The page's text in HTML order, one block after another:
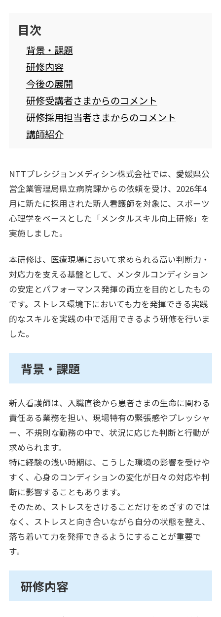
企業情報
採用情報
ナレッジコンテンツ KNOWLEDGE CONTENTS
目次
背景・課題
研修内容
今後の展開
研修受講者さまからのコメント
研修採用担当者さまからのコメント
講師紹介
NTTプレシジョンメディシン株式会社では、愛媛県公
営企業管理局県立病院課からの依頼を受け、2026年4
月に新たに採用された新人看護師を対象に、スポーツ
心理学をベースとした「メンタルスキル向上研修」を
実施しました。
本研修は、医療現場において求められる高い判断力・
対応力を支える基盤として、メンタルコンディション
の安定とパフォーマンス発揮の両立を目的としたもの
です。ストレス環境下においても力を発揮できる実践
的なスキルを実践の中で活用できるよう研修を行いま
した。
背景・課題
新人看護師は、入職直後から患者さまの生命に関わる
責任ある業務を担い、現場特有の緊張感やプレッシャ
ー、不規則な勤務の中で、状況に応じた判断と行動が
求められます。
特に経験の浅い時期は、こうした環境の影響を受けや
すく、心身のコンディションの変化が日々の対応や判
断に影響することもあります。
そのため、ストレスをさけることだけをめざすのでは
なく、ストレスと向き合いながら自分の状態を整え、
落ち着いて力を発揮できるようにすることが重要で
す。
研修内容